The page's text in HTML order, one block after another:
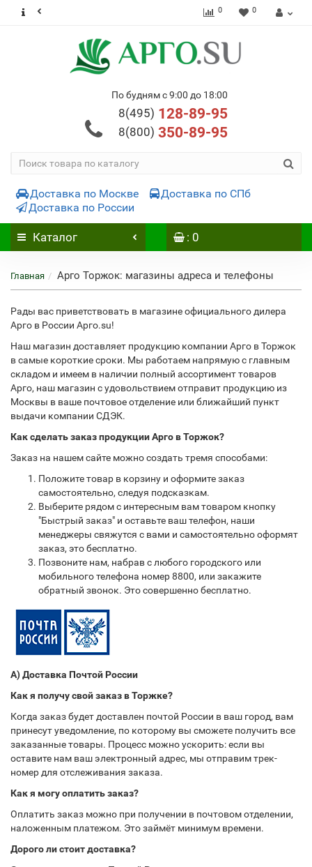
0 0
По будням с 9:00 до 18:00
8(495) 128-89-95
8(800) 350-89-95
Доставка по Москве
Доставка по СПб
Доставка по России
Каталог : 0
Главная Арго Торжок: магазины адреса и телефоны
Рады вас приветствовать в магазине официального дилера
Арго в России Арго.su!
Наш магазин доставляет продукцию компании Арго в Торжок
в самые короткие сроки. Мы работаем напрямую с главным
складом и имеем в наличии полный ассортимент товаров
Арго, наш магазин с удовольствием отправит продукцию из
Москвы в ваше почтовое отделение или ближайший пункт
выдачи компании СДЭК.
Как сделать заказ продукции Арго в Торжок?
Заказ на нашем сайте можно создать тремя способами:
Положите товар в корзину и оформите заказ
самостоятельно, следуя подсказкам.
Выберите рядом с интересным вам товаром кнопку
"Быстрый заказ" и оставьте ваш телефон, наши
менеджеры свяжутся с вами и самостоятельно оформят
заказ, это бесплатно.
Позвоните нам, набрав с любого городского или
мобильного телефона номер 8800, или закажите
обратный звонок. Это совершенно бесплатно.
А) Доставка Почтой России
Как я получу свой заказ в Торжке?
Когда заказ будет доставлен почтой России в ваш город, вам
принесут уведомление, по которому вы сможете получить все
заказанные товары. Процесс можно ускорить: если вы
оставите нам ваш электронный адрес, мы отправим трек-
номер для отслеживания заказа.
Как я могу оплатить заказ?
Оплатить заказ можно при получении в почтовом отделении,
наложенным платежом. Это займёт минимум времени.
Дорого ли стоит доставка?